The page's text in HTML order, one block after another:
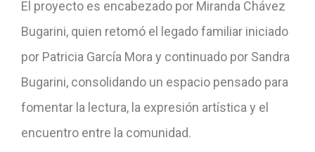
El proyecto es encabezado por Miranda Chávez
Bugarini, quien retomó el legado familiar iniciado
por Patricia García Mora y continuado por Sandra
Bugarini, consolidando un espacio pensado para
fomentar la lectura, la expresión artística y el
encuentro entre la comunidad.